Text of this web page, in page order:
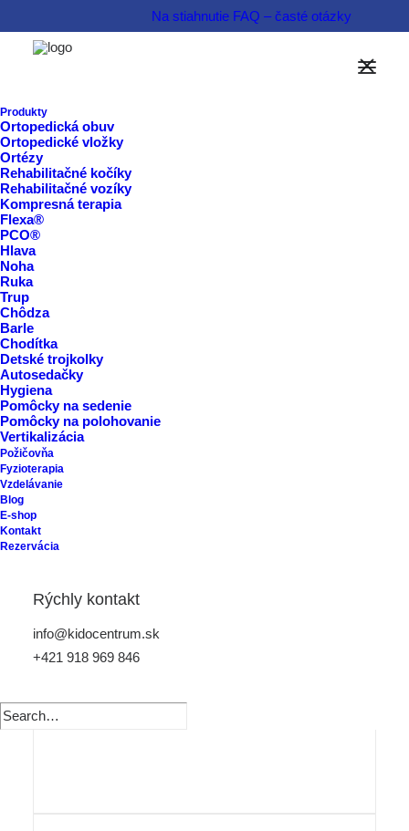
Na stiahnutie FAQ – časté otázky
Produkty
Ortopedická obuv
Ortopedické vložky
Ortézy
Rehabilitačné kočíky
Rehabilitačné vozíky
Kompresná terapia
Flexa®
PCO®
Hlava
Noha
Ruka
Trup
Chôdza
Barle
Chodítka
Detské trojkolky
Autosedačky
Hygiena
Pomôcky na sedenie
Pomôcky na polohovanie
Vertikalizácia
Požičovňa
Fyzioterapia
Vzdelávanie
Blog
E-shop
Kontakt
Rezervácia
Rýchly kontakt
info@kidocentrum.sk
+421 918 969 846